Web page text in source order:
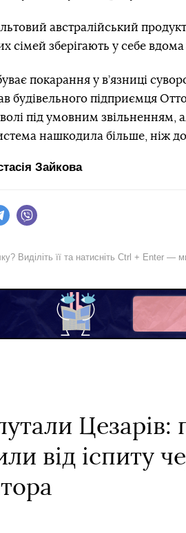
австралійський
сімей зберігають у себе вдома
покарання у в’язниці
будівельного підприємця
під умовним звільненням,
нашкодила більше, ніж
Зайкова
Telegram
Виділіть її та натисніть Ctrl + Enter —
Цезарів:
від іспиту